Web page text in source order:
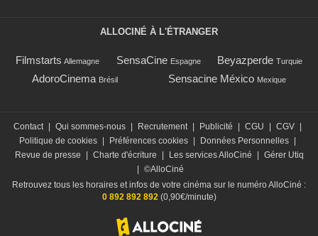
ALLOCINÉ À L'ÉTRANGER
Filmstarts Allemagne SensaCine Espagne Beyazperde Turquie
AdoroCinema Brésil Sensacine México Mexique
Contact | Qui sommes-nous | Recrutement | Publicité | CGU | CGV |
Politique de cookies | Préférences cookies | Données Personnelles |
Revue de presse
| Charte d'écriture | Les services AlloCiné | Gérer Utiq
| ©AlloCiné
Retrouvez tous les horaires et infos de votre cinéma sur le numéro AlloCiné :
0 892 892 892 (0,90€/minute)